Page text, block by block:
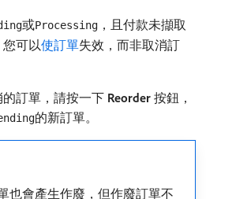
或Processing ，且付款未擷取
可以使訂單失效，而非取消訂
訂單，請按一下​ Reorder ​按鈕，
的新訂單。
也會產生作廢，但作廢訂單不